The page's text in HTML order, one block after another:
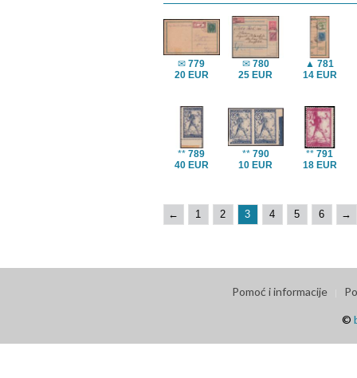
✉779
20 EUR
✉ 780
25 EUR
▲781
14 EUR
**789
40 EUR
** 790
10 EUR
**791
18 EUR
← 1 2 3 4 5 6 →
Pomoć i informacije
©